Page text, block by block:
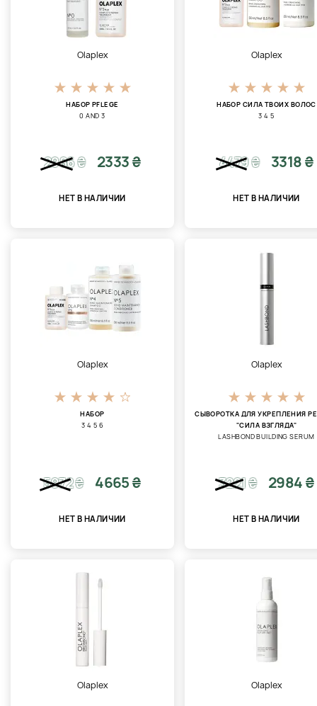
Olaplex
НАБОР PFLEGE
0 AND 3
2986₴ 2333 ₴
НЕТ В НАЛИЧИИ
Olaplex
НАБОР СИЛА ТВОИХ ВОЛОС
3 4 5
4479₴ 3318 ₴
НЕТ В НАЛИЧИИ
Olaplex
НАБОР
3 4 5 6
5972₴ 4665 ₴
НЕТ В НАЛИЧИИ
Olaplex
СЫВОРОТКА ДЛЯ УКРЕПЛЕНИЯ
"СИЛА ВЗГЛЯДА"
LASHBOND BUILDING SERUM
3221₴ 2984 ₴
НЕТ В НАЛИЧИИ
Olaplex Olaplex